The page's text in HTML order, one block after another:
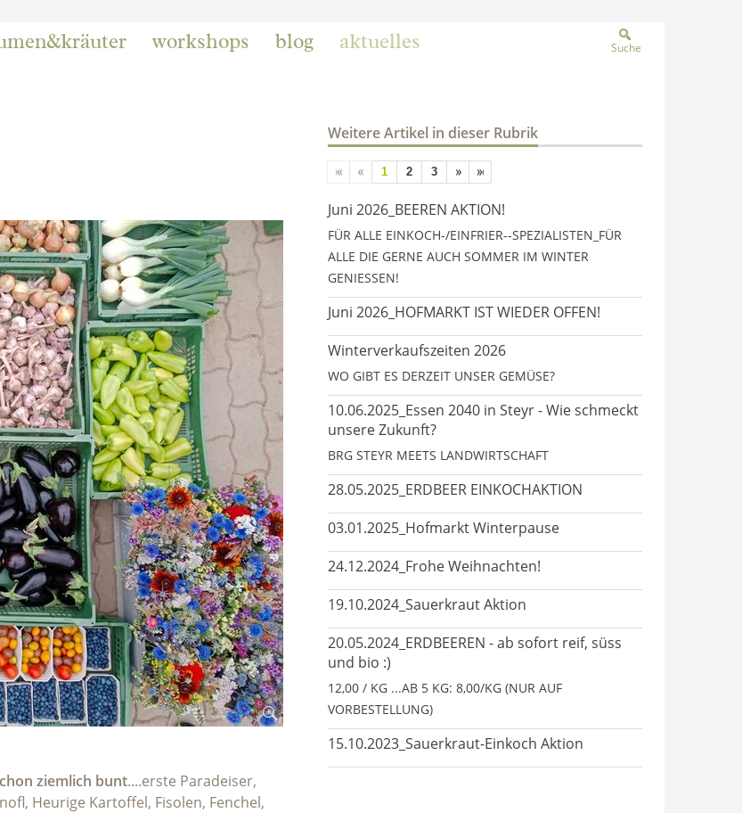
workshops blog aktuelles Suche
ziemlich bunt....erste Paradeiser,
Heurige Kartoffel, Fisolen, Fenchel,
Weitere Artikel in dieser Rubrik
1 2 3
Juni 2026_BEEREN AKTION!
FÜR ALLE EINKOCH-/EINFRIER--SPEZIALISTEN_FÜR
ALLE DIE GERNE AUCH SOMMER IM WINTER
GENIESSEN!
Juni 2026_HOFMARKT IST WIEDER OFFEN!
Winterverkaufszeiten 2026
WO GIBT ES DERZEIT UNSER GEMÜSE?
10.06.2025_Essen 2040 in Steyr - Wie schmeckt
unsere Zukunft?
BRG STEYR MEETS LANDWIRTSCHAFT
28.05.2025_ERDBEER EINKOCHAKTION
03.01.2025_Hofmarkt Winterpause
24.12.2024_Frohe Weihnachten!
19.10.2024_Sauerkraut Aktion
20.05.2024_ERDBEEREN - ab sofort reif, süss
und bio :)
12,00 / KG ...AB 5 KG: 8,00/KG (NUR AUF
VORBESTELLUNG)
15.10.2023_Sauerkraut-Einkoch Aktion